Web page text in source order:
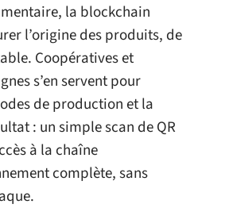
la blockchain
l’origine des produits, de
Coopératives et
s’en servent pour
de production et la
: un simple scan de QR
à la chaîne
complète, sans